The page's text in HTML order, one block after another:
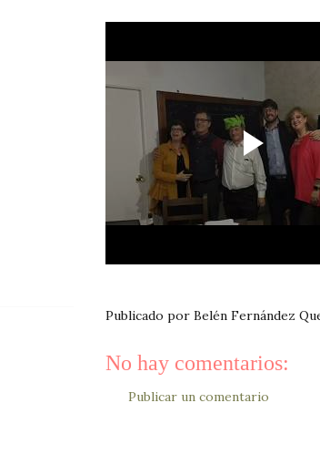
Publicado por Belén Fernández
No hay comentarios:
Publicar un comentario